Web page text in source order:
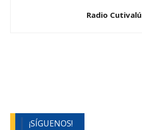
Radio Cutivalú
¡SÍGUENOS!